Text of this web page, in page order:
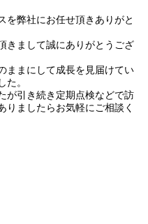
を弊社にお任せ頂きありがと
きまして誠にありがとうござ
ままにして成長を見届けてい
た。
が引き続き定期点検などで訪
りましたらお気軽にご相談く